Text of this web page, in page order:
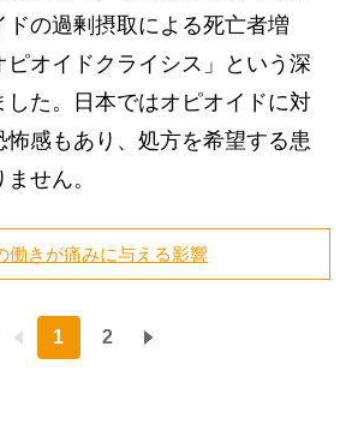
の過剰摂取による死亡者増
ピオイドクライシス」という深
した。日本ではオピオイドに対
感もあり、処方を希望する患
せん。
働きが痛みに与える影響
1 2